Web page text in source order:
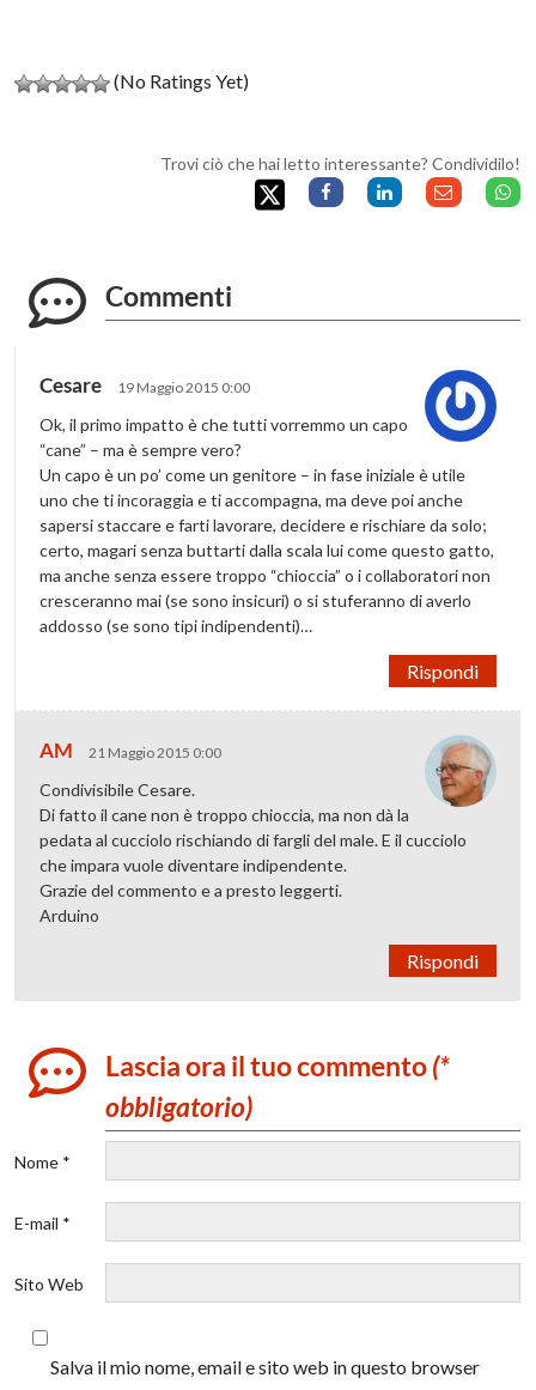
(No Ratings Yet)
Trovi ciò che hai letto interessante? Condividilo!
Commenti
Cesare 19 Maggio 2015 0:00
Ok, il primo impatto è che tutti vorremmo un capo
“cane” – ma è sempre vero?
Un capo è un po’ come un genitore – in fase iniziale è utile
uno che ti incoraggia e ti accompagna, ma deve poi anche
sapersi staccare e farti lavorare, decidere e rischiare da solo;
certo, magari senza buttarti dalla scala lui come questo gatto,
ma anche senza essere troppo “chioccia” o i collaboratori non
cresceranno mai (se sono insicuri) o si stuferanno di averlo
addosso (se sono tipi indipendenti)…
Rispondi
AM 21 Maggio 2015 0:00
Condivisibile Cesare.
Di fatto il cane non è troppo chioccia, ma non dà la
pedata al cucciolo rischiando di fargli del male. E il cucciolo
che impara vuole diventare indipendente.
Grazie del commento e a presto leggerti.
Arduino
Rispondi
Lascia ora il tuo commento(*
obbligatorio)
Nome *
E-mail *
Sito Web
Salva il mio nome, email e sito web in questo browser